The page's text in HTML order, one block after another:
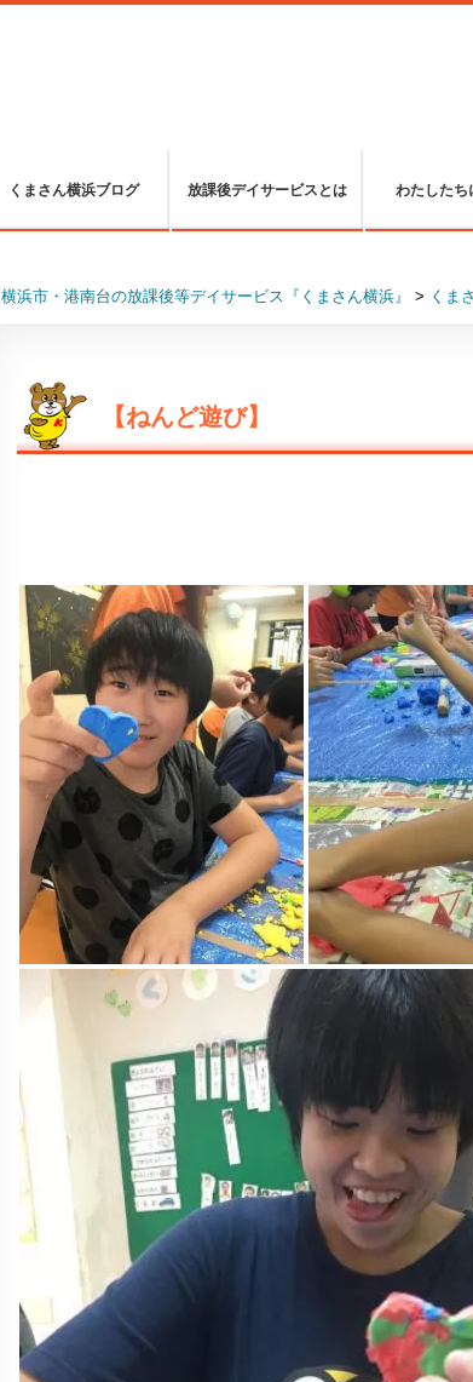
くまさん横浜ブログ 放課後デイサービスとは わたしたち
横浜市・港南台の放課後等デイサービス『くまさん横浜』 > くま
【ねんど遊び】